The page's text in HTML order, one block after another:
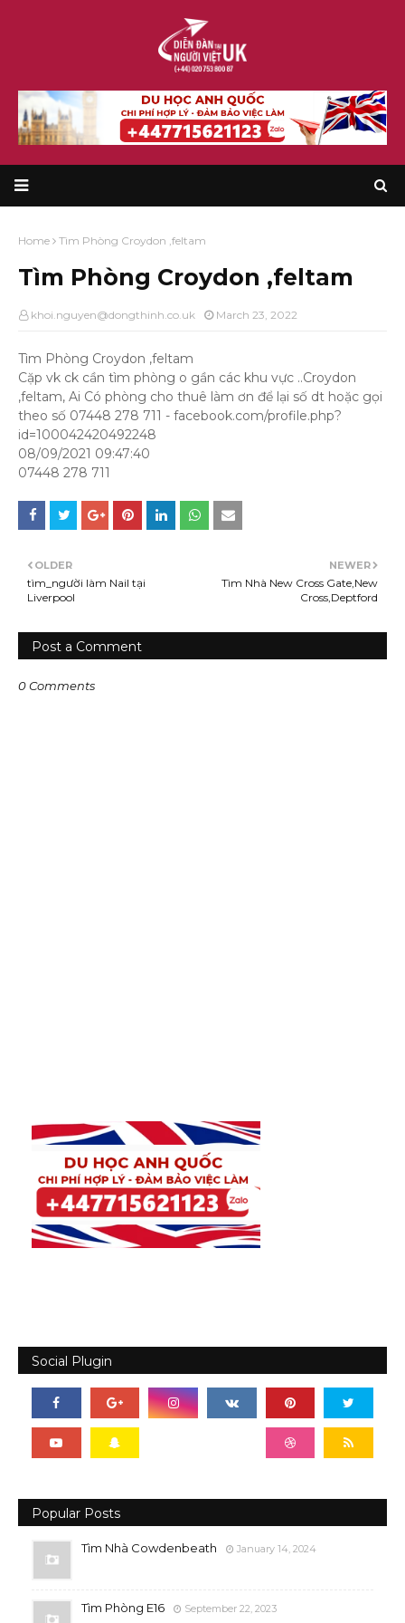
Home Tìm Phòng Croydon ,feltam
Tìm Phòng Croydon ,feltam
khoi.nguyen@dongthinh.co.uk March 23, 2022
Tìm Phòng Croydon ,feltam
Cặp vk ck cần tìm phòng o gần các khu vực ..Croydon
,feltam, Ai Có phòng cho thuê làm ơn để lại số dt hoặc gọi
theo số 07448 278 711 - facebook.com/profile.php?
id=100042420492248
08/09/2021 09:47:40
07448 278 711
NEWER
Tìm Nhà New Cross Gate,New
Cross,Deptford
OLDER
tìm_người làm Nail tại
Liverpool
Post a Comment
0 Comments
Social Plugin
Popular Posts
Tìm Nhà Cowdenbeath January 14, 2024
Tìm Phòng E16 September 22, 2023